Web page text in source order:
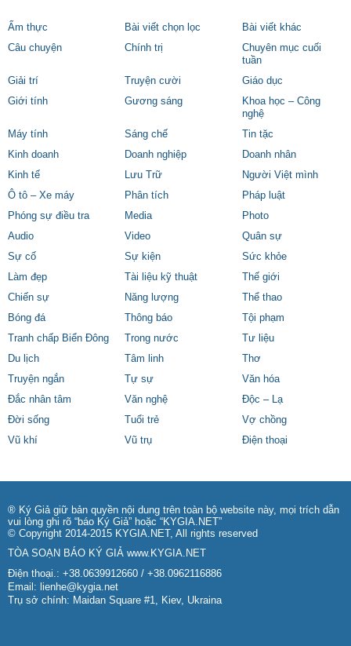
Ẩm thực Bài viết chọn lọc
Bài viết khác
Câu chuyện
Chính trị
Chuyên mục cuối
tuần
Giải trí
Truyện cười
Giáo dục
Giới tính
Gương sáng
Khoa học – Công
nghệ
Máy tính
Sáng chế
Tin tặc
Kinh doanh
Doanh nghiệp
Doanh nhân
Kinh tế
Lưu Trữ
Người Việt mình
Ô tô – Xe máy
Phân tích
Pháp luật
Phóng sự điều tra
Media
Photo
Audio
Video
Quân sự
Sự cố
Sự kiện
Sức khỏe
Làm đẹp
Tài liệu kỹ thuật
Thế giới
Chiến sự
Năng lượng
Thể thao
Bóng đá
Thông báo
Tội phạm
Tranh chấp Biển Đông
Trong nước
Tư liệu
Du lịch
Tâm linh
Thơ
Truyện ngắn
Tự sự
Văn hóa
Đắc nhân tâm
Văn nghệ
Độc – Lạ
Đời sống
Tuổi trẻ
Vợ chồng
Vũ khí
Vũ trụ Điện thoại
® Ký Giả giữ bản quyền nội dung trên toàn bộ website này, mọi trích dẫn
vui lòng ghi rõ “báo Ký Giả” hoặc “KYGIA.NET”
© Copyright 2014-2015 KYGIA.NET, All rights reserved
TÒA SOẠN BÁO KÝ GIẢ www.KYGIA.NET
Điện thoại.: +38.0639912660 / +38.0962116886
Email: lienhe@kygia.net
Trụ sở chính: Maidan Square #1, Kiev, Ukraina